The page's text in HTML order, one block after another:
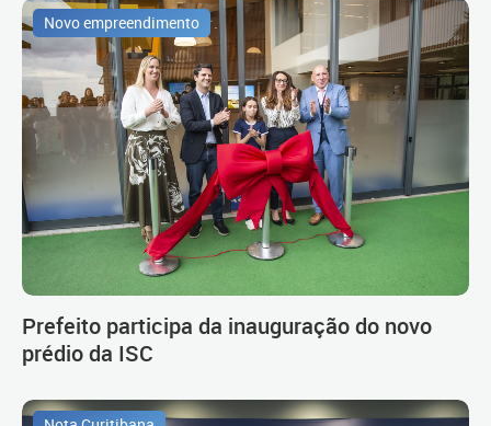
Novo empreendimento
Prefeito participa da inauguração do novo
prédio da ISC